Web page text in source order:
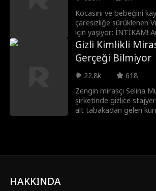
Beklenmedik bir yanlış
Emily, bir CEO'nun
Kocasını ve bebeğini
çaresizliğe sürüklenen
için yaşıyor: İNTİKAM!
cinayet yeterince acı
kocasını elinden alıp
Gizli Kimlikli
Gerçeği Bilmiyor
22.8k
618
Zengin mirasçı Selina
şirketinde gizlice
alt tabakadan gelen
çattı. Gerçek mirasçı
HAKKINDA